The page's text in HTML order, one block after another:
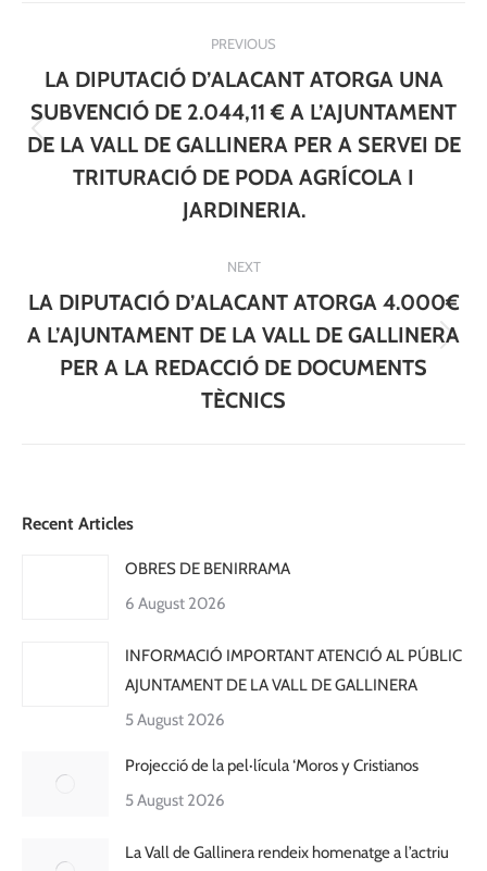
navigation
PREVIOUS
Previous
post:
LA DIPUTACIÓ D’ALACANT ATORGA UNA
SUBVENCIÓ DE 2.044,11 € A L’AJUNTAMENT
DE LA VALL DE GALLINERA PER A SERVEI DE
TRITURACIÓ DE PODA AGRÍCOLA I
JARDINERIA.
NEXT
Next
post:
LA DIPUTACIÓ D’ALACANT ATORGA 4.000€
A L’AJUNTAMENT DE LA VALL DE GALLINERA
PER A LA REDACCIÓ DE DOCUMENTS
TÈCNICS
Recent Articles
OBRES DE BENIRRAMA
6 August 2026
INFORMACIÓ IMPORTANT ATENCIÓ AL PÚBLIC
AJUNTAMENT DE LA VALL DE GALLINERA
5 August 2026
Projecció de la pel·lícula ‘Moros y Cristianos
5 August 2026
La Vall de Gallinera rendeix homenatge a l’actriu